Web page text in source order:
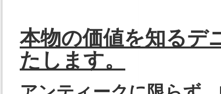
本物の価値を知るデ
たします。